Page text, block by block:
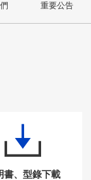
重要公告
書、型錄下載